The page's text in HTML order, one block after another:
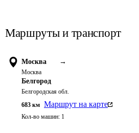
Маршруты и транспорт
Москва →
Москва
Белгород
Белгородская обл.
683 км Маршрут на карте
Кол-во машин: 1